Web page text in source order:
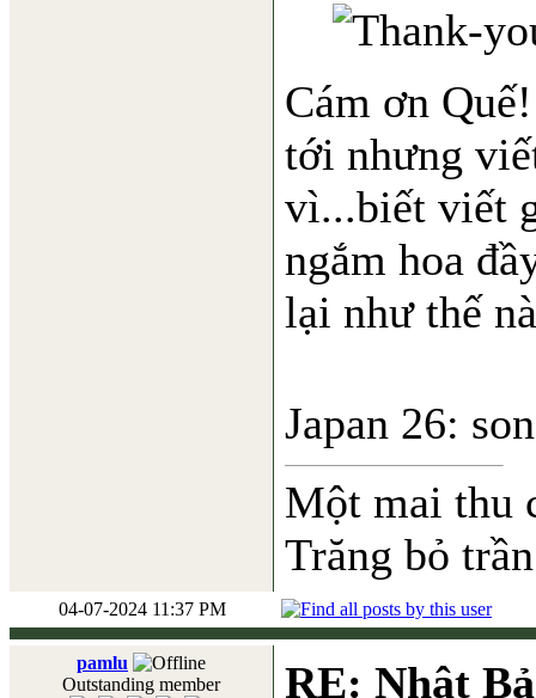
Cám ơn
tới nhưng
vì...biết viết
ngắm hoa
lại như thế
Japan 26:
Một mai thu
Trăng bỏ
04-07-2024 11:37 PM
pamlu
Outstanding member
RE: Nhật